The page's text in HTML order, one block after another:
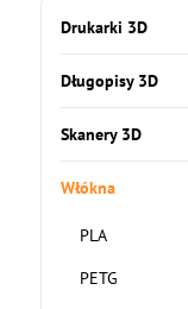
Drukarki 3D
Długopisy 3D
Skanery 3D
Włókna
PLA
PETG